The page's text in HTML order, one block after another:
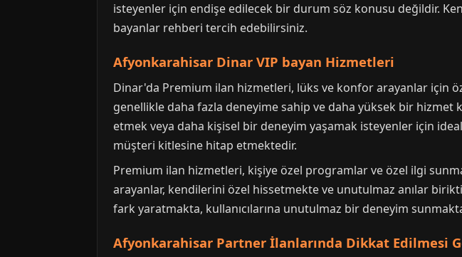
isteyenler için endişe edilecek bir durum söz konusu değildir.
bayanlar rehberi tercih edebilirsiniz.
Afyonkarahisar Dinar VIP bayan Hizmetleri
Dinar'da Premium ilan hizmetleri, lüks ve konfor arayanlar için
genellikle daha fazla deneyime sahip ve daha yüksek bir
etmek veya daha kişisel bir deneyim yaşamak isteyenler için
müşteri kitlesine hitap etmektedir.
Premium ilan hizmetleri, kişiye özel programlar ve özel ilgi
arayanlar, kendilerini özel hissetmekte ve unutulmaz anılar
fark yaratmakta, kullanıcılarına unutulmaz bir deneyim
Afyonkarahisar Partner İlanlarında Dikkat Edilmesi